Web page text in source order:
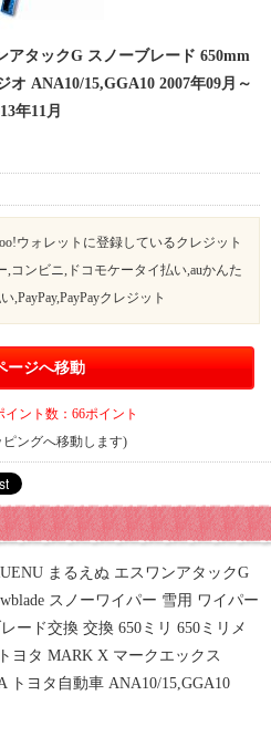
アタックG スノーブレード 650mm
オ ANA10/15,GGA10 2007年09月～
年11月
ウォレットに登録しているクレジット
コンビニ,ドコモケータイ払い,auかんた
クレジット
ージへ移動
イント数：66ポイント
ピングへ移動します)
まるえぬ エスワンアタックG
スノーワイパー 雪用 ワイパー
ード交換 交換 650ミリ 650ミリメ
ヨタ MARK X マークエックス
トヨタ自動車 ANA10/15,GGA10